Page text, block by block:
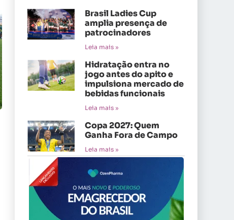
Brasil Ladies Cup
amplia presença de
patrocinadores
Leia mais »
Hidratação entra no
jogo antes do apito e
impulsiona mercado de
bebidas funcionais
Leia mais »
Copa 2027: Quem
Ganha Fora de Campo
Leia mais »